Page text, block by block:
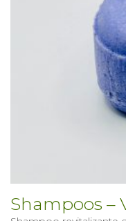
Shampoos –